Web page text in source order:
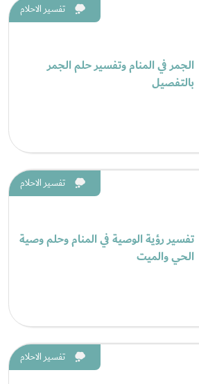
تفسير الاحلام
الجمر في المنام وتفسير حلم الجمر
بالتفصيل
تفسير الاحلام
تفسير رؤية الوصية في المنام وحلم وصية
الحي والميت
تفسير الاحلام